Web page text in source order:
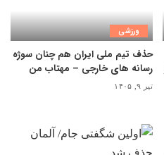
ورزشی
حذف تیم ملی ایران هم چنان سوژه
رسانه های خارجی – مهتاب من
تیر ۹, ۱۴۰۵